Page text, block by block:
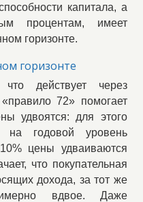
капитала, а
процентам, имеет
горизонте.
горизонте
действует через
72» помогает
удвоятся: для этого
на годовой уровень
цены удваиваются
что покупательная
дохода, за тот же
вдвое. Даже